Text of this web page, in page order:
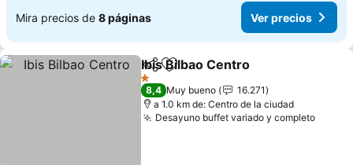
Mira precios de 8 páginas Ver precios
CompartirAgregar a favoritos
Ibis Bilbao Centro
1 Estrellas
8,4 Muy bueno
16.271
a 1.0 km de: Centro de la ciudad
Desayuno buffet variado y completoVer